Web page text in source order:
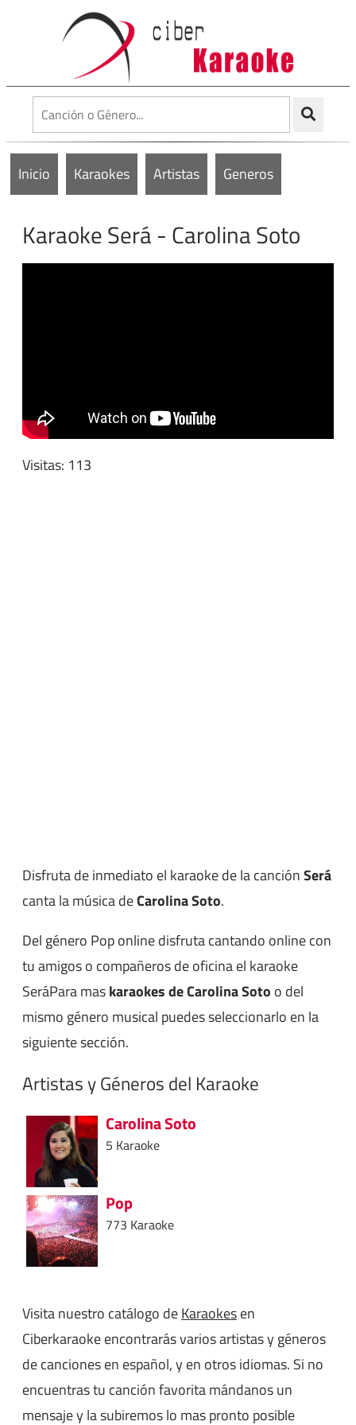
Inicio Karaokes Artistas Generos
Karaoke Será - Carolina Soto
Visitas: 113
Disfruta de inmediato el karaoke de la canciónSerá
canta la música deCarolina Soto.
Del género Pop online disfruta cantando online con
tu amigos o compañeros de oficina el karaoke
SeráPara maskaraokes de Carolina Soto o del
mismo género musical puedes seleccionarlo en la
siguiente sección.
Artistas y Géneros del Karaoke
Carolina Soto
5 Karaoke
Pop
773 Karaoke
Visita nuestro catálogo deKaraokesen
Ciberkaraoke encontrarás varios artistas y géneros
de canciones en español, y en otros idiomas. Si no
encuentras tu canción favorita mándanos un
mensaje y la subiremos lo mas pronto posible